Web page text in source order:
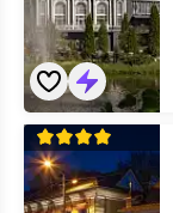
Вилладж»
★★★★
отель
шведский
стол
«Клевер»
гостиница
шведский
стол